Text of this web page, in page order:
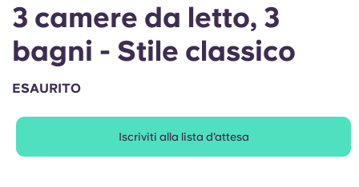
Chinese
Español
3 camere da letto, 3
bagni - Stile classico
ESAURITO
Iscriviti alla lista d'attesa